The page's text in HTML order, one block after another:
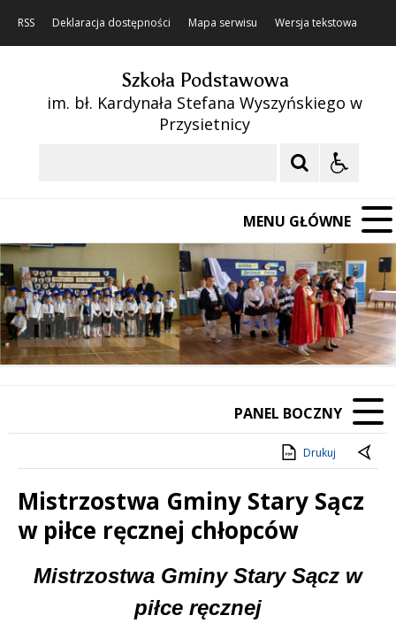
RSS Deklaracja dostępności Mapa serwisu Wersja tekstowa
Szkoła Podstawowa
im. bł. Kardynała Stefana Wyszyńskiego w
Przysietnicy
MENU GŁÓWNE
Poprzedni Element
Następny Element
❚❚
PANEL BOCZNY
Drukuj
Mistrzostwa Gminy Stary Sącz
w piłce ręcznej chłopców
Treść
Mistrzostwa Gminy Stary Sącz w
piłce ręcznej